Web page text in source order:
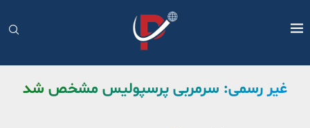
غیر رسمی: سرمربی پرسپولیس مشخص شد